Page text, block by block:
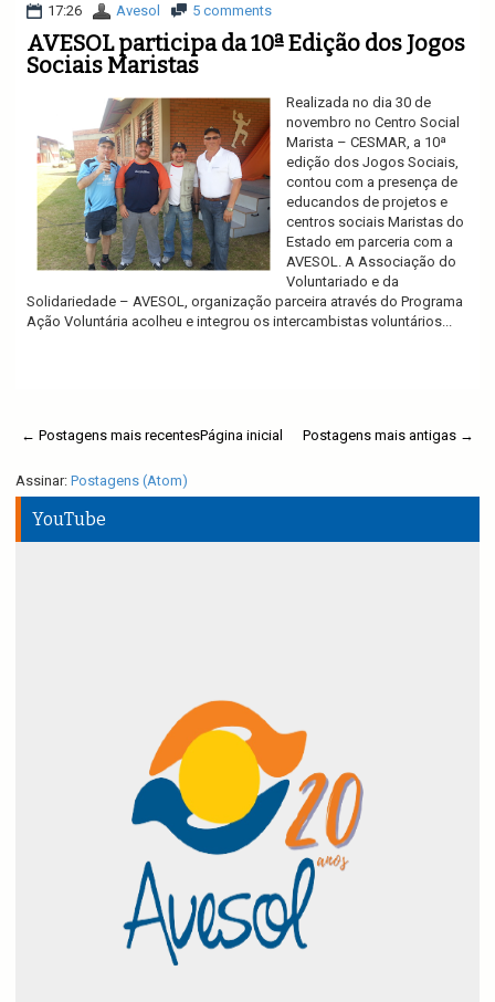
17:26 Avesol 5 comments
AVESOL participa da 10ª Edição dos Jogos
Sociais Maristas
Realizada no dia 30 de
novembro no Centro Social
Marista – CESMAR, a 10ª
edição dos Jogos Sociais,
contou com a presença de
educandos de projetos e
centros sociais Maristas do
Estado em parceria com a
AVESOL. A Associação do
Voluntariado e da
Solidariedade – AVESOL, organização parceira através do Programa
Ação Voluntária acolheu e integrou os intercambistas voluntários...
← Postagens mais recentes Postagens mais antigas →
Página inicial
Assinar: Postagens (Atom)
YouTube